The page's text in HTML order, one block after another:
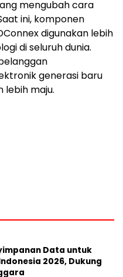
mengubah cara
ini, komponen
digunakan lebih
di seluruh dunia.
generasi baru
lebih maju.
Data untuk
2026, Dukung